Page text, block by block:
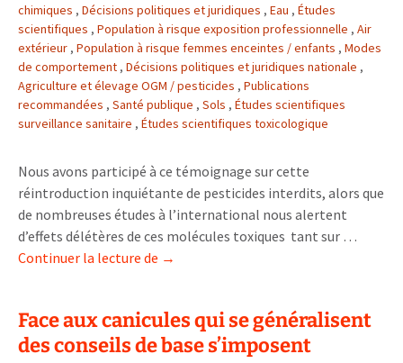
chimiques , Décisions politiques et juridiques , Eau , Études
scientifiques , Population à risque exposition professionnelle , Air
extérieur , Population à risque femmes enceintes / enfants , Modes
de comportement , Décisions politiques et juridiques nationale ,
Agriculture et élevage OGM / pesticides , Publications
recommandées , Santé publique , Sols , Études scientifiques
surveillance sanitaire , Études scientifiques toxicologique
Nous avons participé à ce témoignage sur cette
réintroduction inquiétante de pesticides interdits, alors que
de nombreuses études à l’international nous alertent
d’effets délétères de ces molécules toxiques tant sur …
Continuer la lecture de Une
le
Monde
→
Face aux canicules qui se généralisent
des conseils de base s’imposent